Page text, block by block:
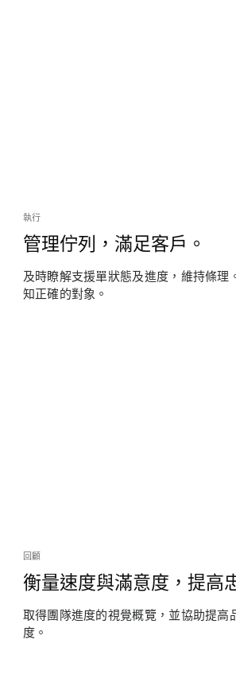
執行
管理佇列，滿足客戶。
及時瞭解支援單狀態及進度，維持條理
知正確的對象。
回顧
衡量速度與滿意度，提高
取得團隊進度的視覺概覽，並協助提高
度。